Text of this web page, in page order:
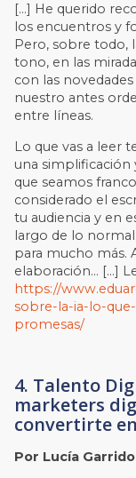
[…] He querido
los encuentros y
Pero, sobre todo,
tono, en las
con las
nuestro antes
entre líneas.
Lo que vas a leer
una simplificación
que seamos
considerado el
tu audiencia y en
largo de lo
para mucho más.
elaboración… […]
https://
sobre-la-ia-lo-
promesas/
4. Talento
marketers
convertirte
Por Lucía Garrido